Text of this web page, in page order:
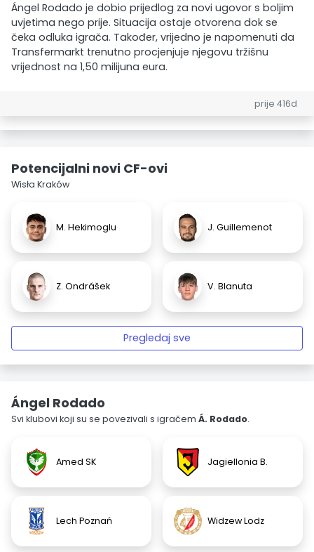
Ángel Rodado je dobio prijedlog za novi ugovor s boljim
uvjetima nego prije. Situacija ostaje otvorena dok se
čeka odluka igrača. Također, vrijedno je napomenuti da
Transfermarkt trenutno procjenjuje njegovu tržišnu
vrijednost na 1,50 milijuna eura.
prije 416d
Potencijalni novi CF-ovi
Wisła Kraków
M. Hekimoglu J. Guillemenot
Z. Ondrášek V. Blanuta
Pregledaj sve
Ángel Rodado
Svi klubovi koji su se povezivali s igračem Á. Rodado.
Amed SK Jagiellonia B.
Lech Poznań Widzew Lodz